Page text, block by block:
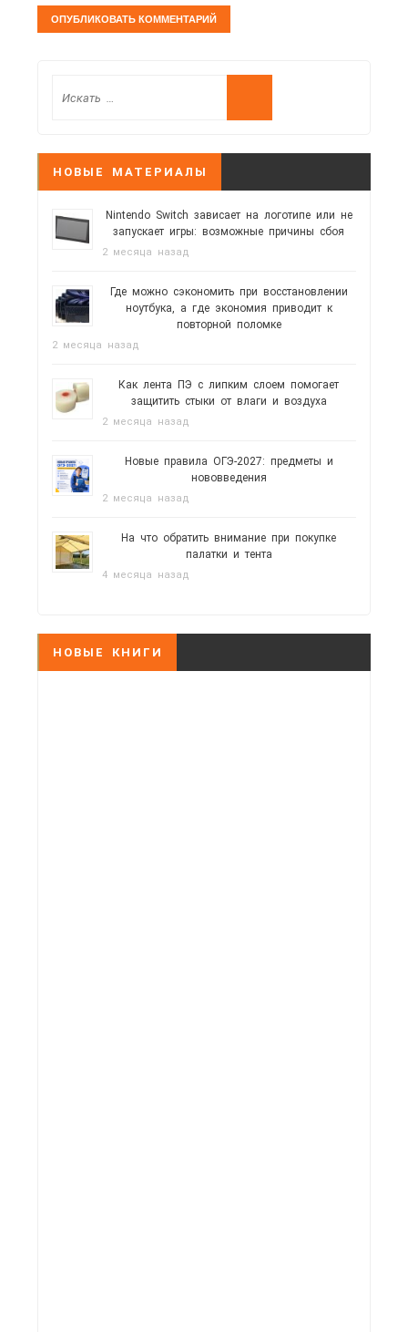
НОВЫЕ МАТЕРИАЛЫ
Nintendo Switch зависает на логотипе или не
запускает игры: возможные причины сбоя
2 месяца назад
Где можно сэкономить при восстановлении
ноутбука, а где экономия приводит к
повторной поломке
2 месяца назад
Как лента ПЭ с липким слоем помогает
защитить стыки от влаги и воздуха
2 месяца назад
Новые правила ОГЭ-2027: предметы и
нововведения
2 месяца назад
На что обратить внимание при покупке
палатки и тента
4 месяца назад
НОВЫЕ КНИГИ